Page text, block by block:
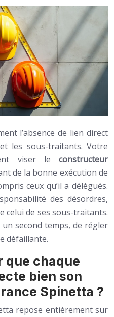
l’absence de lien direct
les sous-traitants. Votre
viser le constructeur
de la bonne exécution de
ceux qu’il a délégués.
des désordres,
celui de ses sous-traitants.
second temps, de régler
défaillante.
que chaque
bien son
Spinetta ?
repose entièrement sur